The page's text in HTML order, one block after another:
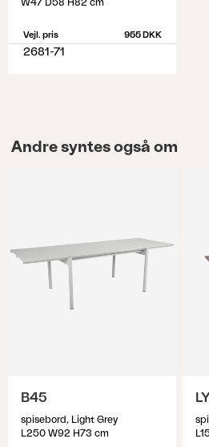
W47 D58 H82 cm
Vejl. pris 955 DKK
2681-71
Andre syntes også om
B45
spisebord, Light Grey
L250 W92 H73 cm